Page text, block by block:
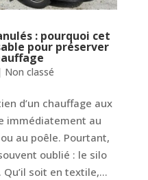
: pourquoi cet
pour préserver
Non classé
d’un chauffage aux
immédiatement au
au poêle. Pourtant,
oublié : le silo
soit en textile,...